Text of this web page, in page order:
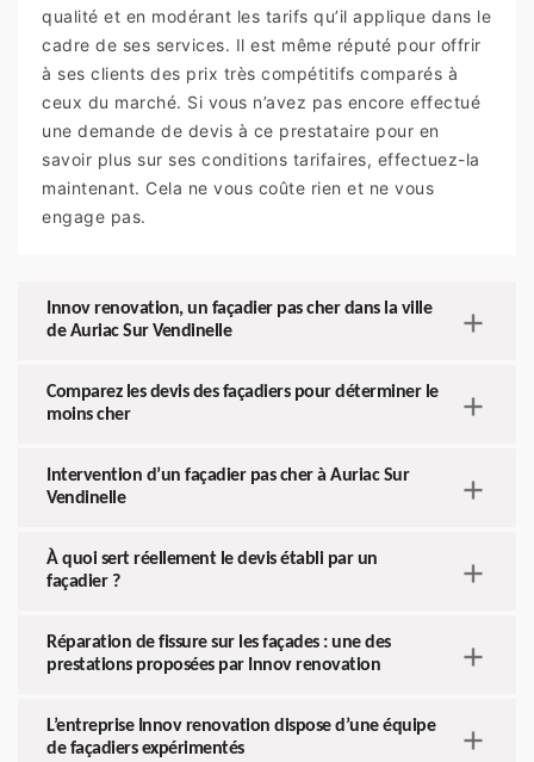
qualité et en modérant les tarifs qu’il applique dans le
cadre de ses services. Il est même réputé pour offrir
à ses clients des prix très compétitifs comparés à
ceux du marché. Si vous n’avez pas encore effectué
une demande de devis à ce prestataire pour en
savoir plus sur ses conditions tarifaires, effectuez-la
maintenant. Cela ne vous coûte rien et ne vous
engage pas.
Innov renovation, un façadier pas cher dans la ville
de Auriac Sur Vendinelle
Comparez les devis des façadiers pour déterminer le
moins cher
Intervention d’un façadier pas cher à Auriac Sur
Vendinelle
À quoi sert réellement le devis établi par un
façadier ?
Réparation de fissure sur les façades : une des
prestations proposées par Innov renovation
L’entreprise Innov renovation dispose d’une équipe
de façadiers expérimentés